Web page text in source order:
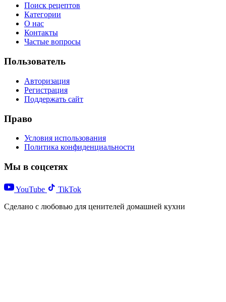
Поиск рецептов
Категории
О нас
Контакты
Частые вопросы
Пользователь
Авторизация
Регистрация
Поддержать сайт
Право
Условия использования
Политика конфиденциальности
Мы в соцсетях
YouTube
TikTok
Сделано с любовью для ценителей домашней кухни